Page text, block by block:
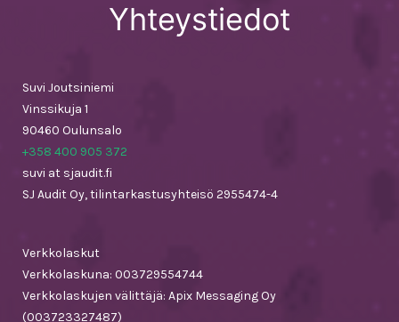
Yhteystiedot
Suvi Joutsiniemi
Vinssikuja 1
90460 Oulunsalo
+358 400 905 372
suvi at sjaudit.fi
SJ Audit Oy, tilintarkastusyhteisö 2955474-4
Verkkolaskut
Verkkolaskuna: 003729554744
Verkkolaskujen välittäjä: Apix Messaging Oy
(003723327487)